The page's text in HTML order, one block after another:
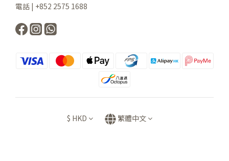
電話 | +852 2575 1688
$ HKD 繁體中文